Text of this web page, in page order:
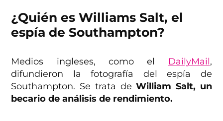
¿Quién es Williams Salt, el
espía de Southampton?
Medios ingleses, como el DailyMail,
difundieron la fotografía del espía de
Southampton. Se trata deWilliam Salt, un
becario de análisis de rendimiento.